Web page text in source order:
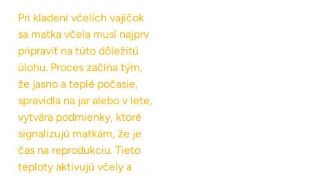
Pri kladení včelích vajíčok
sa matka včela musí najprv
pripraviť na túto dôležitú
úlohu. Proces začína tým,
že jasno a teplé počasie,
spravidla na jar alebo v lete,
vytvára podmienky, ktoré
signalizujú matkám, že je
čas na reprodukciu. Tieto
teploty aktivujú včely a